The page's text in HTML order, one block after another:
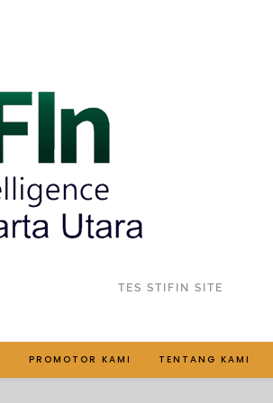
TES STIFIN SITE
PROMOTOR KAMI TENTANG KAMI